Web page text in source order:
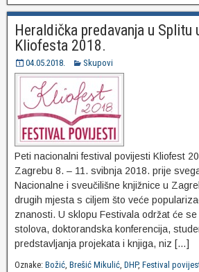
Heraldička predavanja u Splitu
Kliofesta 2018.
04.05.2018. Skupovi
Peti nacionalni festival povijesti Kliofest
Zagrebu 8. – 11. svibnja 2018. prije
Nacionalne i sveučilišne knjižnice u
drugih mjesta s ciljem što veće
znanosti. U sklopu Festivala održat će
stolova, doktorandska konferencija,
predstavljanja projekata i knjiga, niz […]
Oznake: Božić, Brešić Mikulić, DHP, Festival